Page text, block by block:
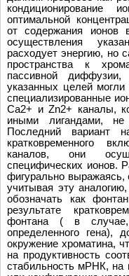
кондиционирование
оптимальной
от содержания ионов
осуществления
расходует энергию, но
пространства к
пассивной
указанных целей
специализированные
Ca2+ и Zn2+ каналы,
иными лигандами,
Последний вариант
кратковременного
каналов, они
специфических ионов.
фигурально выражаясь,
учитывая эту
обозначать как
результате
фонтана ( в
определенного гена),
окружение хроматина,
на продуктивность
стабильность мРНК, на